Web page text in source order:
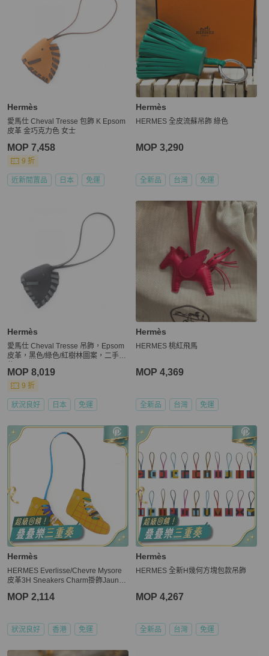
Hermès
愛馬仕 Cheval Tresse 包飾 K Epsom
皮革 金巧克力色 女士
MOP 7,458
9 折
近新閒置品 日本 免運
Hermès
HERMES 全皮流蘇吊飾 綠色
MOP 3,290
全新品 台灣 免運
Hermès
愛馬仕 Cheval Tresse 吊飾，Epsom
皮革，黑色/綠色/紅樹林圖案，二手女
MOP 8,019
9 折
狀況良好 日本 免運
Hermès
HERMES 桃紅飛馬
MOP 4,369
全新品 台灣 免運
Hermès
HERMES Everlisse/Chevre Mysore
皮革3H Sneakers Charm掛飾Jaune
MOP 2,114
狀況良好 香港 免運
Hermès
HERMES 全新H幾何方塊包款吊飾
MOP 4,267
全新品 台灣 免運